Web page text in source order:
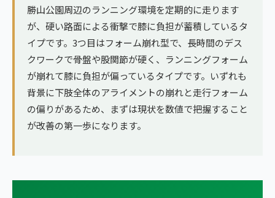
勝山公園周辺のランニング環境を定期的に走ります
が、硬い路面による衝撃で膝に負担が蓄積しているタ
イプです。3つ目はフォーム崩れ型で、長時間のデス
クワークで骨盤や股関節が硬く、ランニングフォーム
が崩れて膝に負担が偏っているタイプです。いずれも
背景に下肢全体のアライメントの崩れと走行フォーム
の偏りがあるため、まずは現状を数値で把握すること
が改善の第一歩になります。